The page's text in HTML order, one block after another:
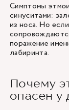
Симптомы
синуситами:
из носа. Но
поражение
лабиринта.
Почему
опасен у